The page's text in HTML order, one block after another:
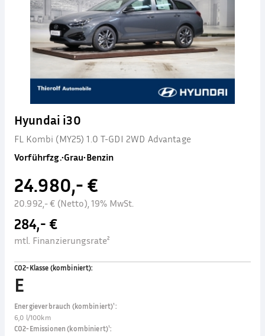
Hyundai i30
FL Kombi (MY25) 1.0 T-GDI 2WD Advantage
Vorführfzg.•Grau•Benzin
24.980,- €
20.992,- € (Netto), 19% MwSt.
284,- €
mtl. Finanzierungsrate²
CO2-Klasse (kombiniert):
E
Energieverbrauch (kombiniert)¹:
6,0 l/100km
CO2-Emissionen (kombiniert)¹: